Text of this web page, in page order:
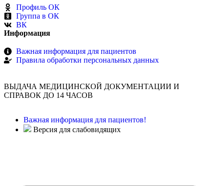
Профиль ОК
Группа в ОК
ВК
Информация
Важная информация для пациентов
Правила обработки персональных данных
ВЫДАЧА МЕДИЦИНСКОЙ ДОКУМЕНТАЦИИ И
СПРАВОК ДО 14 ЧАСОВ
Важная информация для пациентов!
Версия для слабовидящих